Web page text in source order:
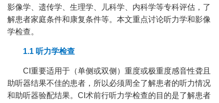
影像学、遗传学、生理学、儿科学、内科学等专科评估，了
解患者家庭条件和康复条件等。本文重点讨论听力学和影像
学检查。
1.1 听力学检查
CI重要适用于（单侧或双侧）重度或极重度感音性聋且
助听器结果不佳的患者，所以必须周全了解患者的听力情况
和助听器验配结果。CI术前行听力学检查的目的是了解患者